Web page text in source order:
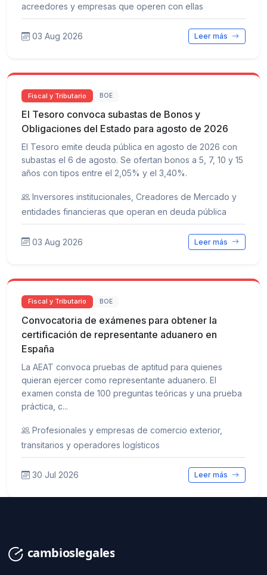
acreedores y empresas que operen con ellas
03 Aug 2026 Leer más
Fiscal y Tributario BOE
El Tesoro convoca subastas de Bonos y
Obligaciones del Estado para agosto de 2026
El Tesoro emite deuda pública en agosto de 2026 con
subastas el 6 de agosto. Se ofertan bonos a 5, 7, 10 y 15
años con tipos entre el 2,05% y el 3,40%.
Inversores institucionales, Creadores de Mercado y
entidades financieras que operan en deuda pública
03 Aug 2026 Leer más
Fiscal y Tributario BOE
Convocatoria de exámenes para obtener la
certificación de representante aduanero en
España
La AEAT convoca pruebas de aptitud para quienes
quieran ejercer como representante aduanero. El
examen consta de 100 preguntas teóricas y una prueba
práctica, c...
Profesionales y empresas de comercio exterior,
transitarios y operadores logísticos
30 Jul 2026 Leer más